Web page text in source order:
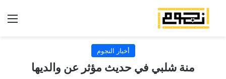
أخبار النجوم
منة شلبي في حديث مؤثر عن والديها